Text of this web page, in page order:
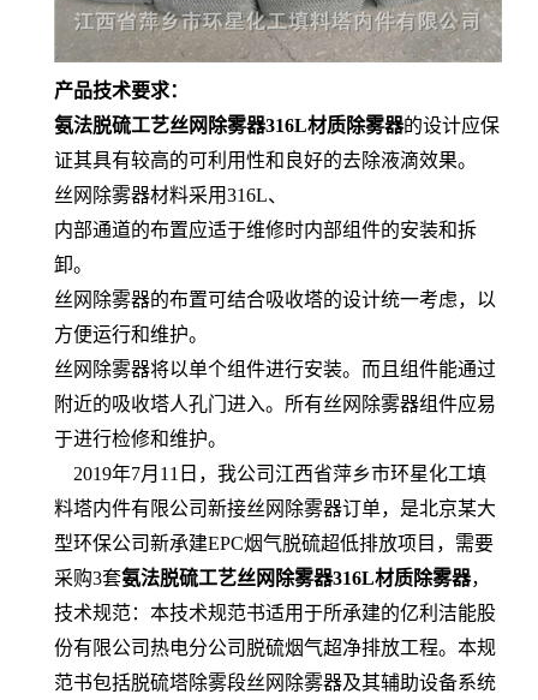
产品技术要求：
氨法脱硫工艺丝网除雾器316L材质除雾器的设计应保
证其具有较高的可利用性和良好的去除液滴效果。
丝网除雾器材料采用316L、
内部通道的布置应适于维修时内部组件的安装和拆
卸。
丝网除雾器的布置可结合吸收塔的设计统一考虑，以
方便运行和维护。
丝网除雾器将以单个组件进行安装。而且组件能通过
附近的吸收塔人孔门进入。所有丝网除雾器组件应易
于进行检修和维护。
2019年7月11日，我公司江西省萍乡市环星化工填
料塔内件有限公司新接丝网除雾器订单，是北京某大
型环保公司新承建EPC烟气脱硫超低排放项目，需要
采购3套氨法脱硫工艺丝网除雾器316L材质除雾器，
技术规范：本技术规范书适用于所承建的亿利洁能股
份有限公司热电分公司脱硫烟气超净排放工程。本规
范书包括脱硫塔除雾段丝网除雾器及其辅助设备系统